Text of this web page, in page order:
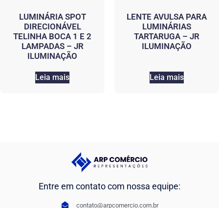
LUMINÁRIA SPOT
DIRECIONÁVEL
TELINHA BOCA 1 E 2
LAMPADAS – JR
ILUMINAÇÃO
Leia mais
LENTE AVULSA PARA
LUMINÁRIAS
TARTARUGA – JR
ILUMINAÇÃO
Leia mais
Entre em contato com nossa equipe:
contato@arpcomercio.com.br